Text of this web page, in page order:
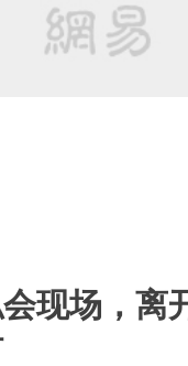
现场，离